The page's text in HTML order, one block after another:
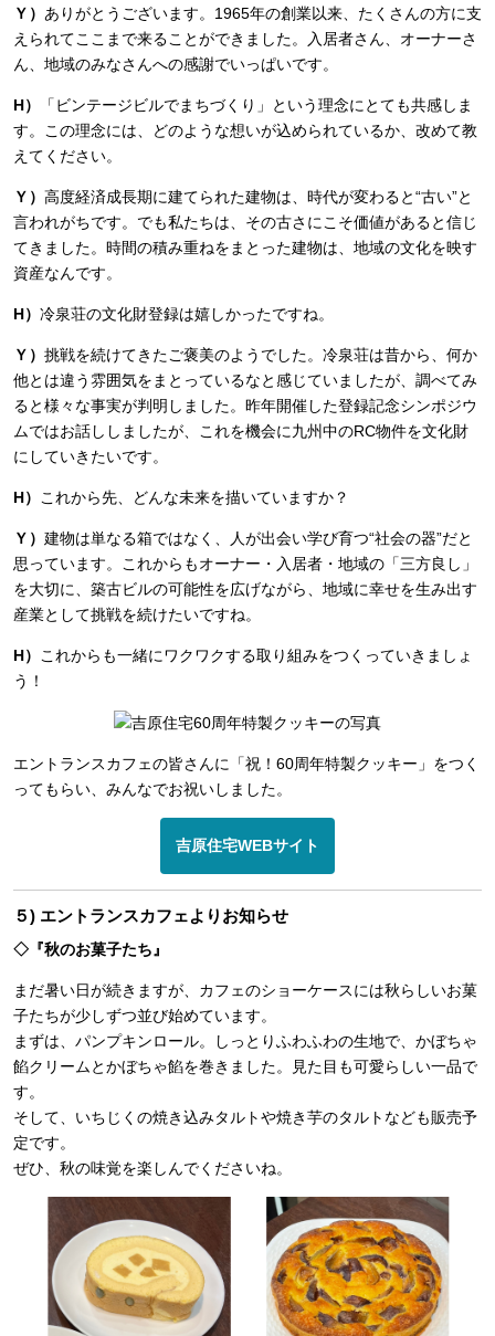
Ｙ） ありがとうございます。1965年の創業以来、たくさんの方に支
えられてここまで来ることができました。入居者さん、オーナーさ
ん、地域のみなさんへの感謝でいっぱいです。
H）
「ビンテージビルでまちづくり」という理念にとても共感しま
す。この理念には、どのような想いが込められているか、改めて教
えてください。
Ｙ） 高度経済成長期に建てられた建物は、時代が変わると“古い”と
言われがちです。でも私たちは、その古さにこそ価値があると信じ
てきました。時間の積み重ねをまとった建物は、地域の文化を映す
資産なんです。
H） 冷泉荘の文化財登録は嬉しかったですね。
Ｙ） 挑戦を続けてきたご褒美のようでした。冷泉荘は昔から、何か
他とは違う雰囲気をまとっているなと感じていましたが、調べてみ
ると様々な事実が判明しました。昨年開催した登録記念シンポジウ
ムではお話ししましたが、これを機会に九州中のRC物件を文化財
にしていきたいです。
H） これから先、どんな未来を描いていますか？
Ｙ） 建物は単なる箱ではなく、人が出会い学び育つ“社会の器”だと
思っています。これからもオーナー・入居者・地域の「三方良し」
を大切に、築古ビルの可能性を広げながら、地域に幸せを生み出す
産業として挑戦を続けたいですね。
H）
これからも一緒にワクワクする取り組みをつくっていきましょ
う！
エントランスカフェの皆さんに「祝！60周年特製クッキー」をつく
ってもらい、みんなでお祝いしました。
吉原住宅WEBサイト
５) エントランスカフェよりお知らせ
◇『秋のお菓子たち』
まだ暑い日が続きますが、カフェのショーケースには秋らしいお菓
子たちが少しずつ並び始めています。
まずは、パンプキンロール。しっとりふわふわの生地で、かぼちゃ
餡クリームとかぼちゃ餡を巻きました。見た目も可愛らしい一品で
す。
そして、いちじくの焼き込みタルトや焼き芋のタルトなども販売予
定です。
ぜひ、秋の味覚を楽しんでくださいね。